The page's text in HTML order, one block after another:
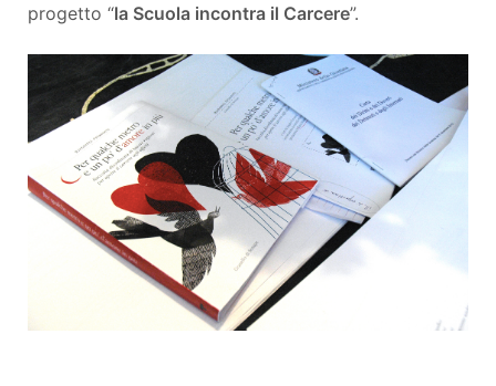
progetto “la Scuola incontra il Carcere”.